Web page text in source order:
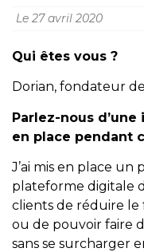
Le 27 avril 2020
Qui êtes vous ?
Dorian, fondateur
Parlez-nous
en place pendant
J’ai mis en place
plateforme digitale
clients de réduire le
ou de pouvoir faire
sans se surcharger